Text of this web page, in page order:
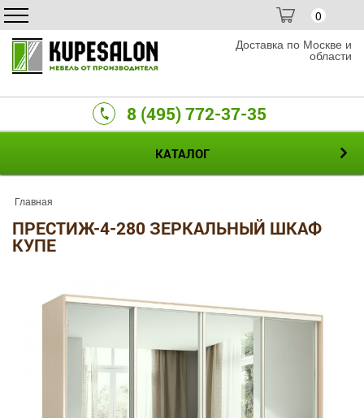
0
Доставка по Москве и
области
8 (495) 772-37-35
КАТАЛОГ
Главная
ПРЕСТИЖ-4-280 ЗЕРКАЛЬНЫЙ ШКАФ
КУПЕ